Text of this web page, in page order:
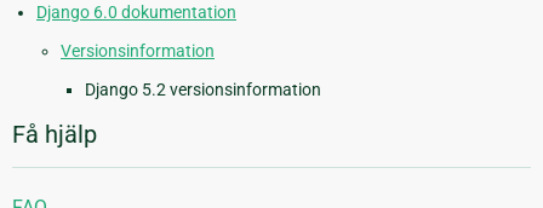
Django 6.0 dokumentation
Versionsinformation
Django 5.2 versionsinformation
Få hjälp